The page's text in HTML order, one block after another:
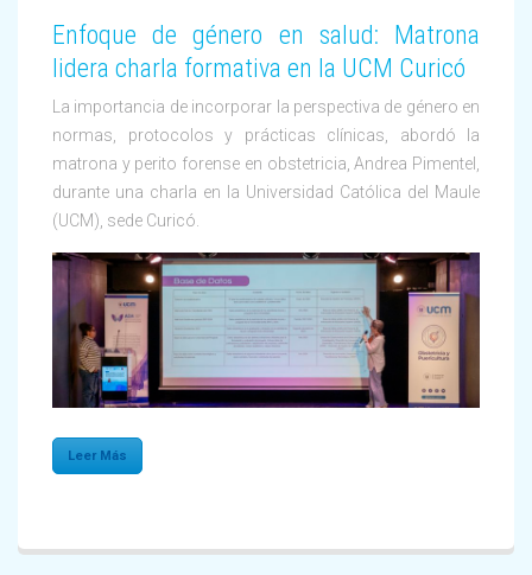
Enfoque de género en salud: Matrona
lidera charla formativa en la UCM Curicó
La importancia de incorporar la perspectiva de género en
normas, protocolos y prácticas clínicas, abordó la
matrona y perito forense en obstetricia, Andrea Pimentel,
durante una charla en la Universidad Católica del Maule
(UCM), sede Curicó.
Leer Más